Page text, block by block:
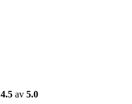
4.5 av 5.0